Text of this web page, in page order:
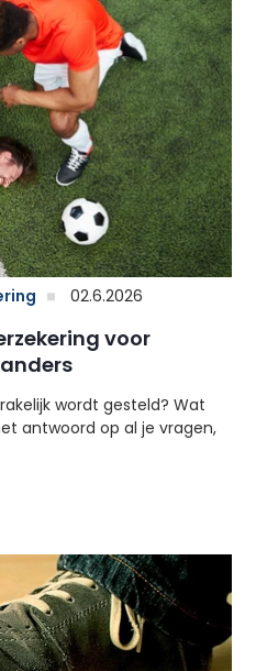
02.6.2026
voor
wordt gesteld? Wat
antwoord op al je vragen,